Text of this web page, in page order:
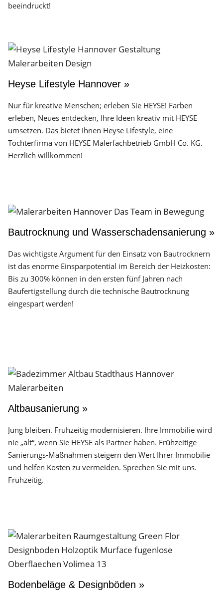
beeindruckt!
Heyse Lifestyle Hannover »
Nur für kreative Menschen; erleben Sie HEYSE! Farben
erleben, Neues entdecken, Ihre Ideen kreativ mit HEYSE
umsetzen. Das bietet Ihnen Heyse Lifestyle, eine
Tochterfirma von HEYSE Malerfachbetrieb GmbH Co. KG.
Herzlich willkommen!
Bautrocknung und Wasserschadensanierung »
Das wichtigste Argument für den Einsatz von Bautrocknern
ist das enorme Einsparpotential im Bereich der Heizkosten:
Bis zu 300% können in den ersten fünf Jahren nach
Baufertigstellung durch die technische Bautrocknung
eingespart werden!
Altbausanierung »
Jung bleiben. Frühzeitig modernisieren. Ihre Immobilie wird
nie „alt“, wenn Sie HEYSE als Partner haben. Frühzeitige
Sanierungs-Maßnahmen steigern den Wert Ihrer Immobilie
und helfen Kosten zu vermeiden. Sprechen Sie mit uns.
Frühzeitig.
Bodenbeläge & Designböden »